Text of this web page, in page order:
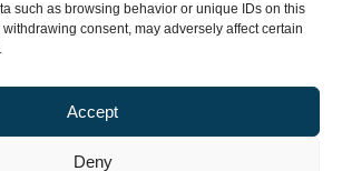
such as browsing behavior or unique IDs on this
consent, may adversely affect certain
Accept
Deny
att stimulera, utveckla och informera om